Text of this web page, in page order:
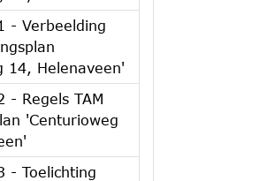
- Verbeelding
14, Helenaveen'
- Regels TAM
'Centurioweg
- Toelichting